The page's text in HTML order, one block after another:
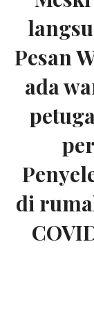
Pesan
ada
di